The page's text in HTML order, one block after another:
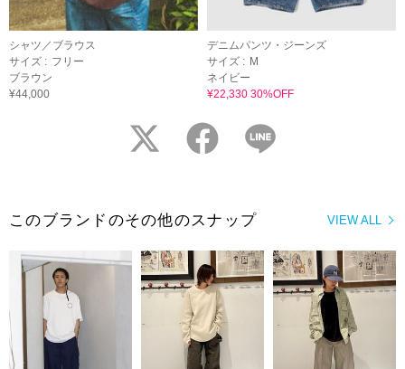
シャツ／ブラウス
サイズ : フリー
ブラウン
¥44,000
デニムパンツ・ジーンズ
サイズ : M
ネイビー
¥22,330 30%OFF
twitter facebook
VIEW ALL
このブランドのその他のスナップ